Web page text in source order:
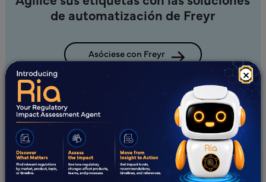
×
de automatización de Freyr
Asóciese con Freyr
¿Novedades?
Todos Blogs Estudios de caso
Libros electrónicos
Seminarios web
Informes técnicos